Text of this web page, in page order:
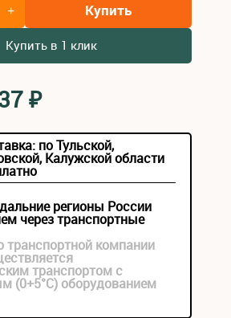
+ Купить
Купить в 1 клик
₽
по Тульской,
Калужской области
регионы России
через транспортные
транспортной компании
транспортом с
(0+5°С) оборудованием